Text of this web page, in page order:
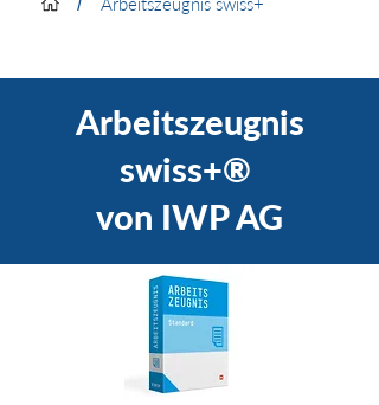
Arbeitszeugnis
swiss+®
von IWP AG